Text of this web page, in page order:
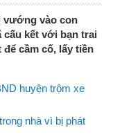
vướng vào con
kết với bạn trai
cầm cố, lấy tiền
huyện trộm xe
nhà vì bị phát